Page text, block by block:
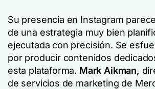
Su presencia en Instagram
de una estrategia muy bien
ejecutada con precisión. Se
por producir contenidos
esta plataforma. Mark Aikman,
de servicios de marketing de